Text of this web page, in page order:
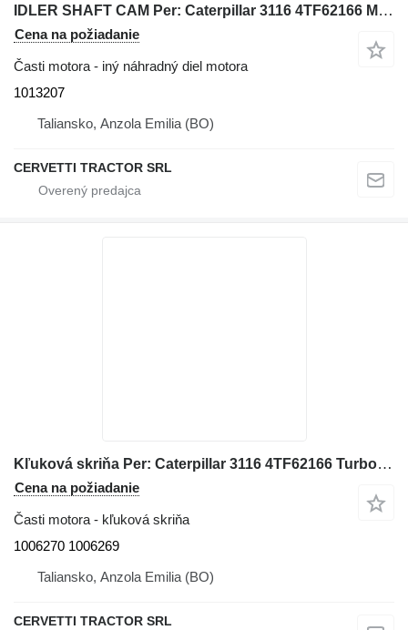
IDLER SHAFT CAM Per: Caterpillar 3116 4TF62166 Misce 1013207 na kolesového nakladača Caterpillar 928G IT28G
Cena na požiadanie
Časti motora - iný náhradný diel motora
1013207
Taliansko, Anzola Emilia (BO)
CERVETTI TRACTOR SRL
Kľuková skriňa Per: Caterpillar 3116 4TF62166 Turbo 1006270 1006269 na kolesového nakladača Caterpillar 928G IT28G
Cena na požiadanie
Časti motora - kľuková skriňa
1006270 1006269
Taliansko, Anzola Emilia (BO)
CERVETTI TRACTOR SRL